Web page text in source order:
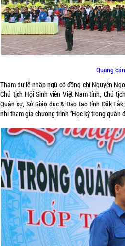
Quang
Tham dự lễ nhập ngũ có đồng chí Nguyễn
Chủ tịch Hội Sinh viên Việt Nam tỉnh, Chủ
Quân sự, Sở Giáo dục & Đào tạo tỉnh Đắk
nhi tham gia chương trình “Học kỳ trong quân